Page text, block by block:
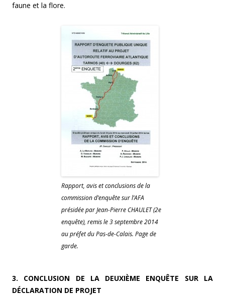
faune et la flore.
Rapport, avis et conclusions de la
commission d’enquête sur l’AFA
présidée par Jean-Pierre CHAULET (2e
enquête), remis le 3 septembre 2014
au préfet du Pas-de-Calais. Page de
garde.
3. CONCLUSION DE LA DEUXIÈME ENQUÊTE SUR LA
DÉCLARATION DE PROJET